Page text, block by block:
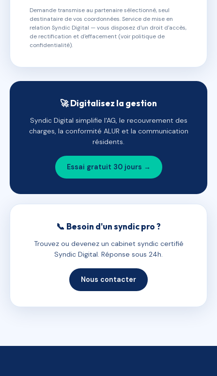
Demande transmise au partenaire sélectionné, seul
destinataire de vos coordonnées. Service de mise en
relation Syndic Digital — vous disposez d'un droit d'accès,
de rectification et d'effacement (voir politique de
confidentialité).
🚀 Digitalisez la gestion
Syndic Digital simplifie l'AG, le recouvrement des
charges, la conformité ALUR et la communication
résidents.
Essai gratuit 30 jours →
📞 Besoin d'un syndic pro ?
Trouvez ou devenez un cabinet syndic certifié
Syndic Digital. Réponse sous 24h.
Nous contacter